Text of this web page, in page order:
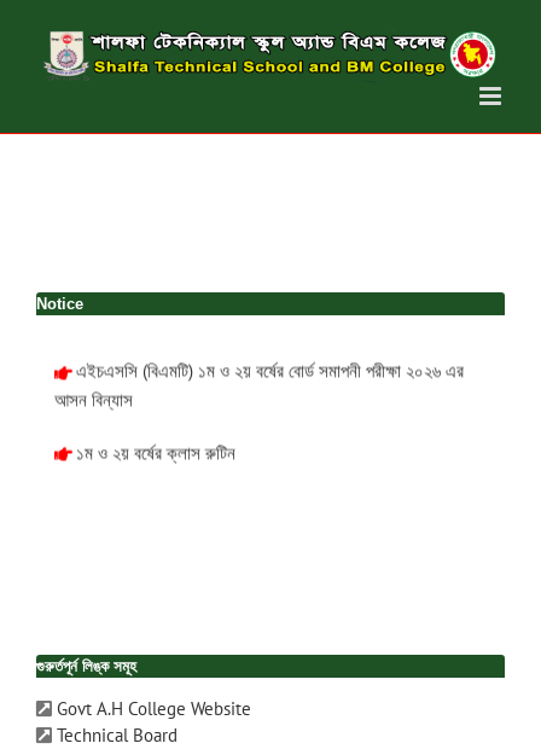
content
Notice
এইচএসসি (বিএমটি) ১ম ও ২য় বর্ষের বোর্ড সমাপনী পরীক্ষা ২০২৬ এর
আসন বিন্যাস
১ম ও ২য় বর্ষের ক্লাস রুটিন
গুরুর্তপূর্ন লিঙ্ক সমূহ
Govt A.H College Website
Technical Board